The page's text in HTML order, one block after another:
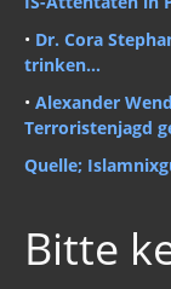
•Dr. Cora
trinken…
•Alexander
Terroristenjagd
Quelle;
Bitte